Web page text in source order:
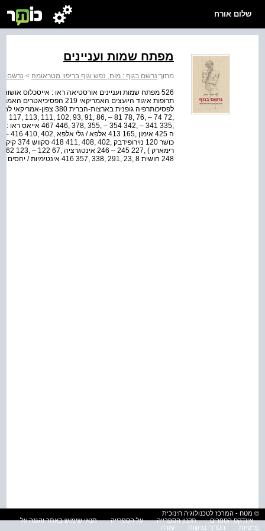
שלום אורח
מפתח שמות ועניינים
מתוך:נרשם בגוף : מוח, נפש וגוף בריפוי מטראומה > נרשם
248 חושית 8 ,23 ,291 ,338 ,357 416 אינטימיות / יחסים ,9 ,29 ,101 ,115 ,146 ,133 ,148 ,162 ,172 ,30...
© מטח - המרכז לטכנולוגיה חינוכית
אינדקס הספרים
תקנון הספרייה על הספרייה
תנאי שימוש באתר והגנה על
פרטיות
הסדרי נגישות עזרה